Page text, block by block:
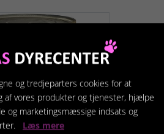
og tredjeparters cookies for at
af vores produkter og tjenester, hjælpe
og marketingsmæssige indsats og
Læs mere